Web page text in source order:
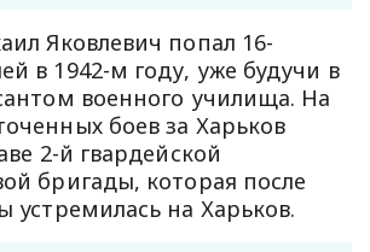
Яковлевич попал 16-
в 1942-м году, уже будучи в
военного училища. На
боев за Харьков
2-й гвардейской
бригады, которая после
устремилась на Харьков.